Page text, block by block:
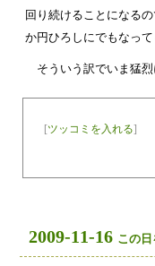
回り続けることになる
か円ひろしにでもなって
そういう訳でいま猛烈
[ツッコミを入れる]
2009-11-16 この